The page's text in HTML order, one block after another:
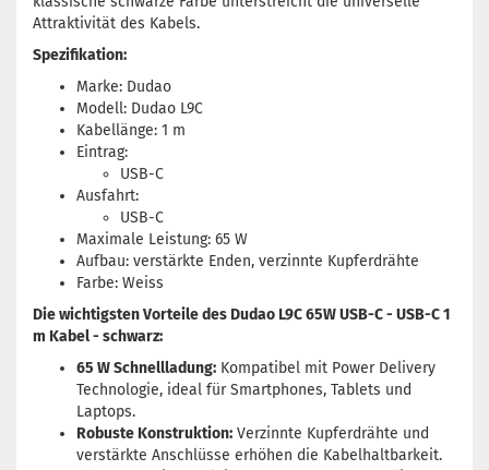
Attraktivität des Kabels.
Spezifikation:
Marke: Dudao
Modell: Dudao L9C
Kabellänge: 1 m
Eintrag:
USB-C
Ausfahrt:
USB-C
Maximale Leistung: 65 W
Aufbau: verstärkte Enden, verzinnte Kupferdrähte
Farbe: Weiss
Die wichtigsten Vorteile des Dudao L9C 65W USB-C - USB-C 1
m Kabel - schwarz:
65 W Schnellladung: Kompatibel mit Power Delivery
Technologie, ideal für Smartphones, Tablets und
Laptops.
Robuste Konstruktion: Verzinnte Kupferdrähte und
verstärkte Anschlüsse erhöhen die Kabelhaltbarkeit.